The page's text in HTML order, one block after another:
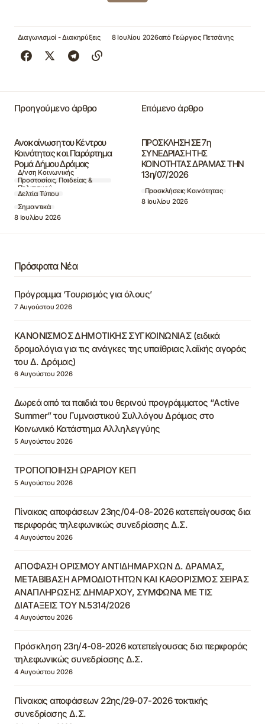
Διαγωνισμοί - Διακηρύξεις 8 Ιουλίου 2026από Γεώργιος Πετσάνης
Προηγούμενο άρθρο
Ανακοίνωση του Κέντρου
Κοινότητας και Παράρτημα
Ρομά Δήμου Δράμας
Δ/νση Κοινωνικής
Προστασίας, Παιδείας &
Πολιτισμού
Δελτία Τύπου
Σημαντικά
8 Ιουλίου 2026
Επόμενο άρθρο
ΠΡΟΣΚΛΗΣΗ ΣΕ 7η
ΣΥΝΕΔΡΙΑΣΗ ΤΗΣ
ΚΟΙΝΟΤΗΤΑΣ ΔΡΑΜΑΣ ΤΗΝ
13η/07/2026
Προσκλήσεις Κοινότητας
8 Ιουλίου 2026
Πρόσφατα Νέα
Πρόγραμμα ‘Τουρισμός για όλους’
7 Αυγούστου 2026
ΚΑΝΟΝΙΣΜΟΣ ΔΗΜΟΤΙΚΗΣ ΣΥΓΚΟΙΝΩΝΙΑΣ (ειδικά
δρομολόγια για τις ανάγκες της υπαίθριας λαϊκής αγοράς
του Δ. Δράμας)
6 Αυγούστου 2026
Δωρεά από τα παιδιά του θερινού προγράμματος “Active
Summer” του Γυμναστικού Συλλόγου Δράμας στο
Κοινωνικό Κατάστημα Αλληλεγγύης
5 Αυγούστου 2026
ΤΡΟΠΟΠΟΙΗΣΗ ΩΡΑΡΙΟΥ ΚΕΠ
5 Αυγούστου 2026
Πίνακας αποφάσεων 23ης/04-08-2026 κατεπείγουσας δια
περιφοράς τηλεφωνικώς συνεδρίασης Δ.Σ.
4 Αυγούστου 2026
ΑΠΟΦΑΣΗ ΟΡΙΣΜΟΥ ΑΝΤΙΔΗΜΑΡΧΩΝ Δ. ΔΡΑΜΑΣ,
ΜΕΤΑΒΙΒΑΣΗ ΑΡΜΟΔΙΟΤΗΤΩΝ ΚΑΙ ΚΑΘΟΡΙΣΜΟΣ ΣΕΙΡΑΣ
ΑΝΑΠΛΗΡΩΣΗΣ ΔΗΜΑΡΧΟΥ, ΣΥΜΦΩΝΑ ΜΕ ΤΙΣ
ΔΙΑΤΑΞΕΙΣ ΤΟΥ Ν.5314/2026
4 Αυγούστου 2026
Πρόσκληση 23η/4-08-2026 κατεπείγουσας δια περιφοράς
τηλεφωνικώς συνεδρίασης Δ.Σ.
4 Αυγούστου 2026
Πίνακας αποφάσεων 22ης/29-07-2026 τακτικής
συνεδρίασης Δ.Σ.